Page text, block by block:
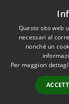
Accessibilità
Questo sito web
necessari al
nonché un
Per maggiori